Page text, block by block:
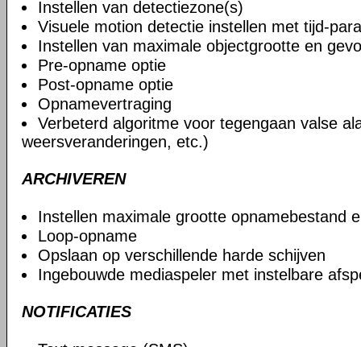
Instellen van detectiezone(s)
Visuele motion detectie instellen met tijd-
Instellen van maximale objectgrootte en
Pre-opname optie
Post-opname optie
Opnamevertraging
Verbeterd algoritme voor tegengaan valse
weersveranderingen, etc.)
ARCHIVEREN
Instellen maximale grootte opnamebestand
Loop-opname
Opslaan op verschillende harde schijven
Ingebouwde mediaspeler met instelbare
NOTIFICATIES